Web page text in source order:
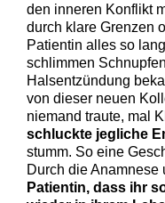
den inneren Konflikt
durch klare Grenzen
Patientin alles so
schlimmen
Halsentzündung
von dieser neuen
niemand traute, mal
schluckte jegliche
stumm. So eine
Durch die Anamnese
Patientin, dass ihr